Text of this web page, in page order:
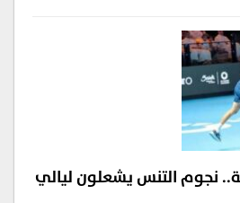
نجوم التنس يشعلون ليالي